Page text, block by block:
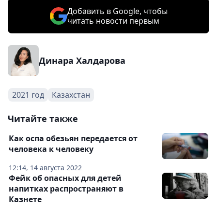
Добавить в Google, чтобы
читать новости первым
Динара Халдарова
2021 год Казахстан
Читайте также
12:14, 14 августа 2022
Как оспа обезьян передается от
человека к человеку
Фейк об опасных для детей
напитках распространяют в
Казнете